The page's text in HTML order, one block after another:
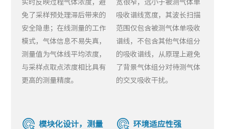
实时反映过程气体浓度，避
免了采样预处理滞后带来的
安全隐患；在线测量的工作
模式，气体信息不易失真，
测量值为气体线平均浓度，
与采样点取点浓度相比具有
更高的测量精度。
宽很窄，远小于被测气体单
吸收谱线宽度，其波长扫描
范围仅包含被测气体单吸收
谱线，不包含其他气体组分
的吸收谱线，从原理上避免
了背景气体组分对待测气体
的交叉吸收干扰。
模块化设计，测量
环境适应性强